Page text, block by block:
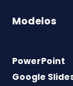
Modelos
PowerPoint
Google